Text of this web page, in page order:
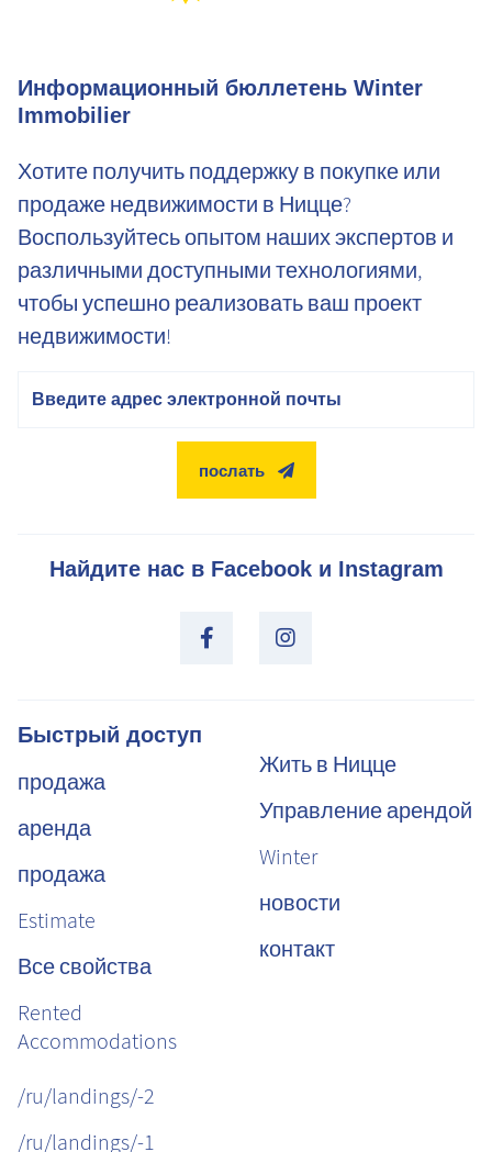
Информационный бюллетень Winter
Immobilier
Хотите получить поддержку в покупке или
продаже недвижимости в Ницце?
Воспользуйтесь опытом наших экспертов и
различными доступными технологиями,
чтобы успешно реализовать ваш проект
недвижимости!
послать
Найдите нас в Facebook и Instagram
Быстрый доступ
продажа
аренда
продажа
Estimate
Все свойства
Rented
Accommodations
Жить в Ницце
Управление арендой
Winter
новости
контакт
/ru/landings/-2
/ru/landings/-1